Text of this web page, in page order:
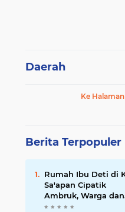
Daerah
Ke
Berita Terpopuler
Rumah Ibu Deti di
Sa'apan Cipatik
Ambruk, Warga dan
Pemdes Sigap Bantu